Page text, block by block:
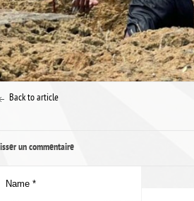
Back to article
un commentaire